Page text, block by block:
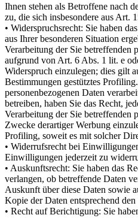
Ihnen stehen als Betroffene nach
zu, die sich insbesondere aus Art.
• Widerspruchsrecht: Sie haben
aus Ihrer besonderen Situation
Verarbeitung der Sie betreffenden
aufgrund von Art. 6 Abs. 1 lit. e
Widerspruch einzulegen; dies gilt
Bestimmungen gestütztes
personenbezogenen Daten
betreiben, haben Sie das Recht,
Verarbeitung der Sie betreffenden
Zwecke derartiger Werbung
Profiling, soweit es mit solcher
• Widerrufsrecht bei
Einwilligungen jederzeit zu
• Auskunftsrecht: Sie haben das
verlangen, ob betreffende Daten
Auskunft über diese Daten sowie
Kopie der Daten entsprechend
• Recht auf Berichtigung: Sie